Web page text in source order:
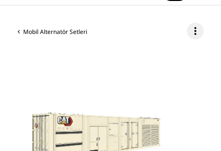
Mobil Alternatör Setleri more_vert